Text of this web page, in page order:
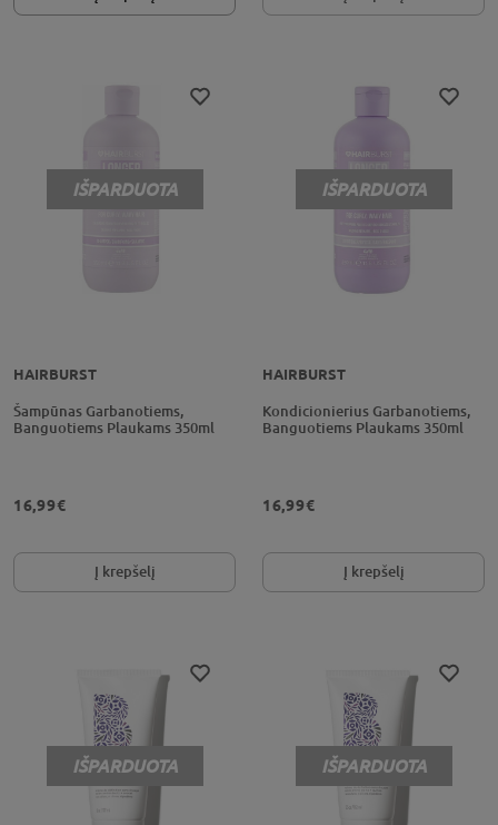
IŠPARDUOTA
HAIRBURST
Šampūnas Garbanotiems,
Banguotiems Plaukams 350ml
16,99€
Į krepšelį
IŠPARDUOTA
HAIRBURST
Kondicionierius Garbanotiems,
Banguotiems Plaukams 350ml
16,99€
Į krepšelį
IŠPARDUOTA IŠPARDUOTA